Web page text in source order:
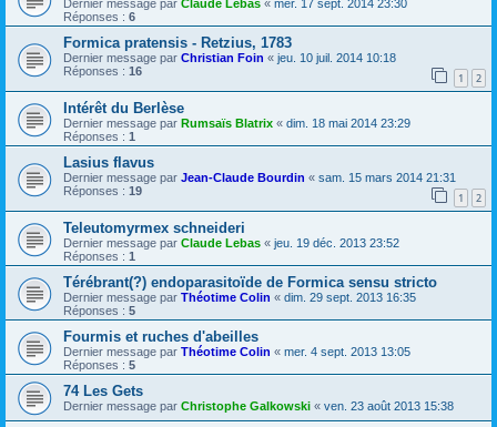
Dernier message par Claude Lebas « mer. 17 sept. 2014 23:30
Réponses : 6
Formica pratensis - Retzius, 1783
Dernier message par Christian Foin « jeu. 10 juil. 2014 10:18
Réponses : 16 1 2
Intérêt du Berlèse
Dernier message par Rumsaïs Blatrix « dim. 18 mai 2014 23:29
Réponses : 1
Lasius flavus
Dernier message par Jean-Claude Bourdin « sam. 15 mars 2014 21:31
Réponses : 19 1 2
Teleutomyrmex schneideri
Dernier message par Claude Lebas « jeu. 19 déc. 2013 23:52
Réponses : 1
Térébrant(?) endoparasitoïde de Formica sensu stricto
Dernier message par Théotime Colin « dim. 29 sept. 2013 16:35
Réponses : 5
Fourmis et ruches d'abeilles
Dernier message par Théotime Colin « mer. 4 sept. 2013 13:05
Réponses : 5
74 Les Gets
Dernier message par Christophe Galkowski « ven. 23 août 2013 15:38